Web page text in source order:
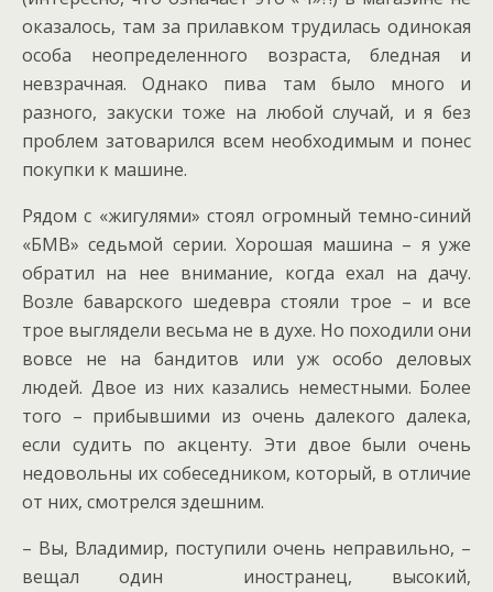
оказалось, там за прилавком трудилась одинокая
особа неопределенного возраста, бледная и
невзрачная. Однако пива там было много и
разного, закуски тоже на любой случай, и я без
проблем затоварился всем необходимым и понес
покупки к машине.
Рядом с «жигулями» стоял огромный темно-синий
«БМВ» седьмой серии. Хорошая машина – я уже
обратил на нее внимание, когда ехал на дачу.
Возле баварского шедевра стояли трое – и все
трое выглядели весьма не в духе. Но походили они
вовсе не на бандитов или уж особо деловых
людей. Двое из них казались неместными. Более
того – прибывшими из очень далекого далека,
если судить по акценту. Эти двое были очень
недовольны их собеседником, который, в отличие
от них, смотрелся здешним.
– Вы, Владимир, поступили очень неправильно, –
вещал один иностранец, высокий,